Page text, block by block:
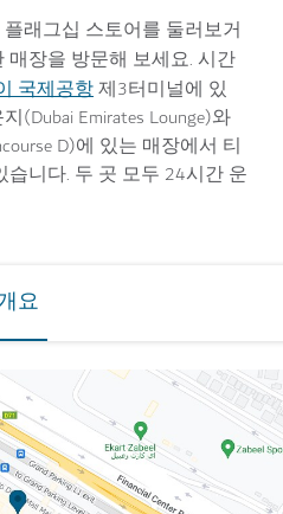
래그십 스토어를 둘러보거
매장을 방문해 보세요. 시간
국제공항제3터미널에 있
(Dubai Emirates Lounge)와
D)에 있는 매장에서 티
니다. 두 곳 모두 24시간 운
요